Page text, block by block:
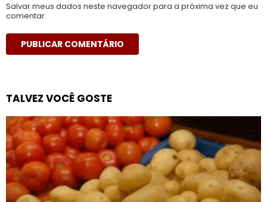
Salvar meus dados neste navegador para a próxima vez que eu
comentar.
TALVEZ VOCÊ GOSTE